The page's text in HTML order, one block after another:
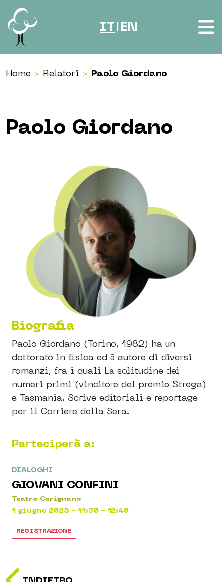
Vai al contenuto
IT EN
Home > Relatori > Paolo Giordano
Paolo Giordano
Biografia
Paolo Giordano (Torino, 1982) ha un
dottorato in fisica ed è autore di diversi
romanzi, fra i quali La solitudine dei
numeri primi (vincitore del premio Strega)
e Tasmania. Scrive editoriali e reportage
per il Corriere della Sera.
Parteciperà a:
DIALOGHI
GIOVANI CONFINI
Teatro Carignano
1 giugno 2025 - 11:30 - 12:40
REGISTRAZIONE